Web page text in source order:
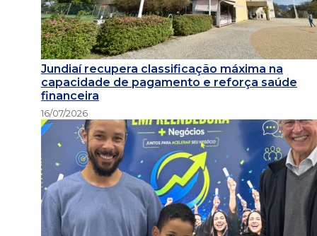
Jundiaí recupera classificação máxima na
capacidade de pagamento e reforça saúde
financeira
16/07/2026